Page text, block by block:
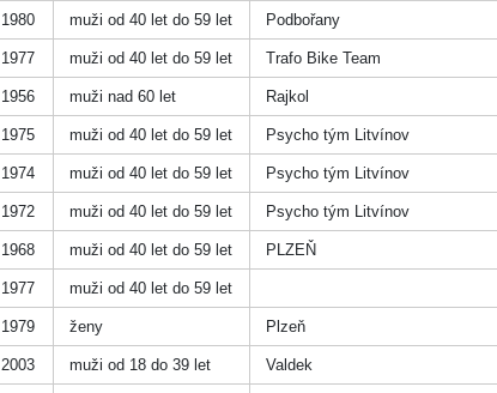
1980 muži od 40 let do 59 let Podbořany
1977 muži od 40 let do 59 let Trafo Bike Team
1956 muži nad 60 let Rajkol
1975 muži od 40 let do 59 let Psycho tým Litvínov
1974 muži od 40 let do 59 let Psycho tým Litvínov
1972 muži od 40 let do 59 let Psycho tým Litvínov
1968 muži od 40 let do 59 let PLZEŇ
1977 muži od 40 let do 59 let
1979 ženy Plzeň
2003 muži od 18 do 39 let Valdek